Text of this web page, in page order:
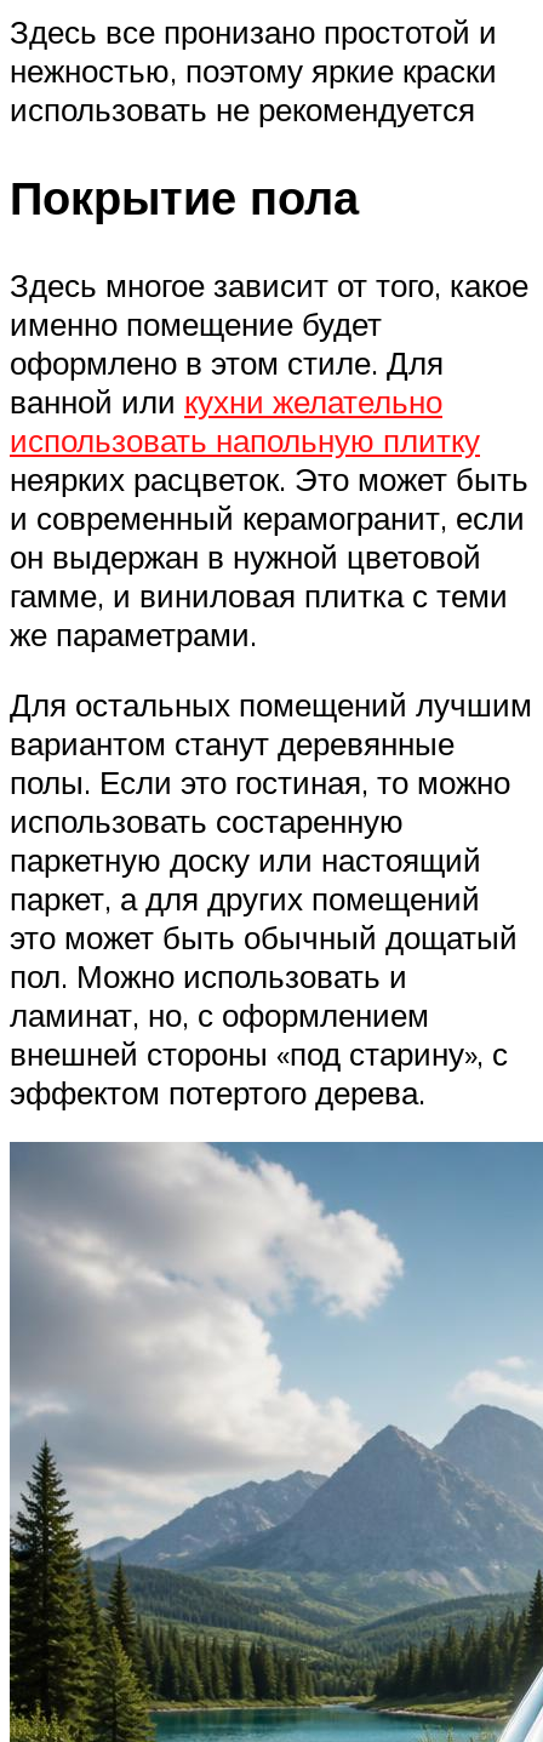
Здесь все пронизано простотой и
нежностью, поэтому яркие краски
использовать не рекомендуется
Покрытие пола
Здесь многое зависит от того, какое
именно помещение будет
оформлено в этом стиле. Для
ванной или кухни желательно
использовать напольную плитку
неярких расцветок. Это может быть
и современный керамогранит, если
он выдержан в нужной цветовой
гамме, и виниловая плитка с теми
же параметрами.
Для остальных помещений лучшим
вариантом станут деревянные
полы. Если это гостиная, то можно
использовать состаренную
паркетную доску или настоящий
паркет, а для других помещений
это может быть обычный дощатый
пол. Можно использовать и
ламинат, но, с оформлением
внешней стороны «под старину», с
эффектом потертого дерева.